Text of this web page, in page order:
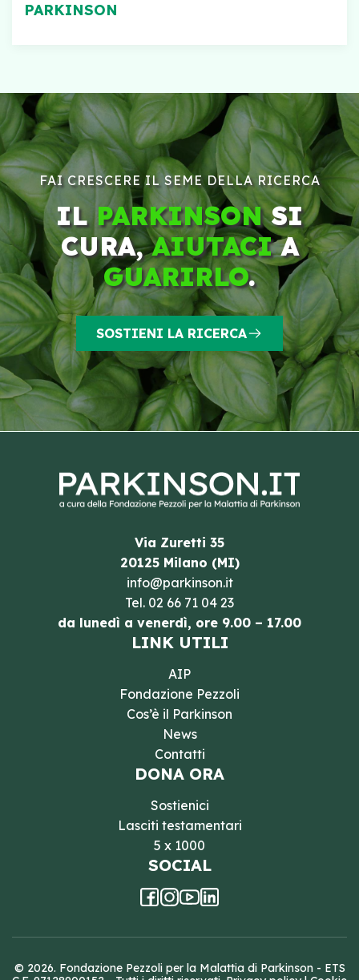
PARKINSON
FAI CRESCERE IL SEME DELLA RICERCA
ILPARKINSONSI
CURA,AIUTACIA
GUARIRLO.
SOSTIENI LA RICERCA
Via Zuretti 35
20125 Milano (MI)
info@parkinson.it
Tel. 02 66 71 04 23
da lunedì a venerdì, ore 9.00 – 17.00
LINK UTILI
AIP
Fondazione Pezzoli
Cos’è il Parkinson
News
Contatti
DONA ORA
Sostienici
Lasciti testamentari
5 x 1000
SOCIAL
© 2026. Fondazione Pezzoli per la Malattia di Parkinson - ETS